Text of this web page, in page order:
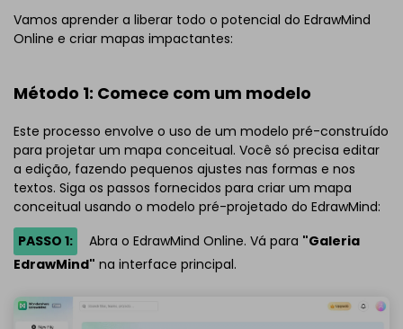
Vamos aprender a liberar todo o potencial do EdrawMind
Online e criar mapas impactantes:
Método 1: Comece com um modelo
Este processo envolve o uso de um modelo pré-construído
para projetar um mapa conceitual. Você só precisa editar
a edição, fazendo pequenos ajustes nas formas e nos
textos. Siga os passos fornecidos para criar um mapa
conceitual usando o modelo pré-projetado do EdrawMind:
PASSO 1:
Abra o EdrawMind Online. Vá para "Galeria
EdrawMind" na interface principal.